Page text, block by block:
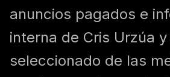
anuncios pagados e
interna de Cris Urzúa
seleccionado de las